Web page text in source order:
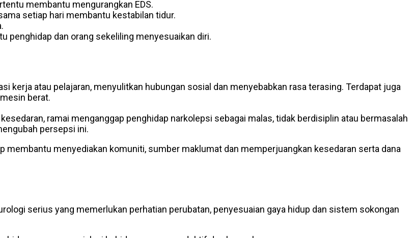
membantu mengurangkan EDS.
setiap hari membantu kestabilan tidur.
penghidap dan orang sekeliling menyesuaikan diri.
kerja atau pelajaran, menyulitkan hubungan sosial dan menyebabkan rasa terasing. Terdapat juga
berat.
ramai menganggap penghidap narkolepsi sebagai malas, tidak berdisiplin atau bermasalah
persepsi ini.
menyediakan komuniti, sumber maklumat dan memperjuangkan kesedaran serta dana
serius yang memerlukan perhatian perubatan, penyesuaian gaya hidup dan sistem sokongan